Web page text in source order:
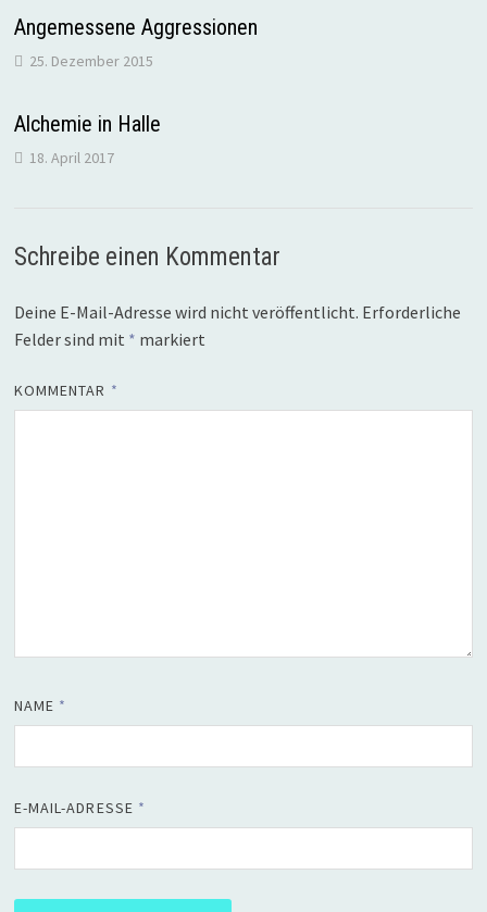
Angemessene Aggressionen
25. Dezember 2015
Alchemie in Halle
18. April 2017
Schreibe einen Kommentar
Deine E-Mail-Adresse wird nicht veröffentlicht. Erforderliche
Felder sind mit * markiert
KOMMENTAR *
NAME *
E-MAIL-ADRESSE *